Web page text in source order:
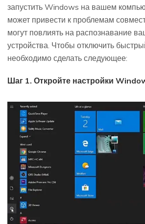
запустить Windows на вашем
может привести к проблемам
могут повлиять на распознавание
устройства. Чтобы отключить
необходимо сделать следующее:
Шаг 1. Откройте настройки